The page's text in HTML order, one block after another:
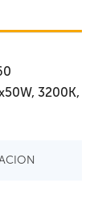
3200K,